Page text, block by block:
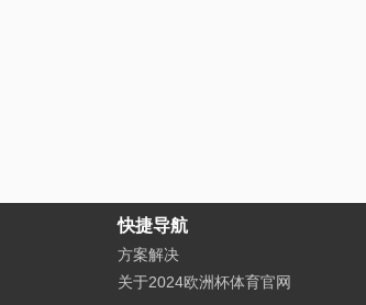
快捷导航
方案解决
关于2024欧洲杯体育官网